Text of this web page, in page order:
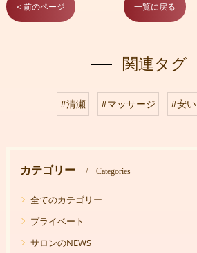
< 前のページ 一覧に戻る
関連タグ
#清瀬 #マッサージ #安い
カテゴリー Categories
全てのカテゴリー
プライベート
サロンのNEWS